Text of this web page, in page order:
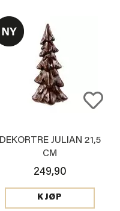
DEKORTRE JULIAN 21,5
CM
249,90
KJØP